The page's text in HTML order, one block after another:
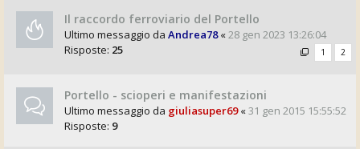
Il raccordo ferroviario del Portello
Ultimo messaggio da Andrea78«28 gen 2023 13:26:04
Risposte: 25 1 2
Portello - scioperi e manifestazioni
Ultimo messaggio da giuliasuper69«31 gen 2015 15:55:52
Risposte: 9